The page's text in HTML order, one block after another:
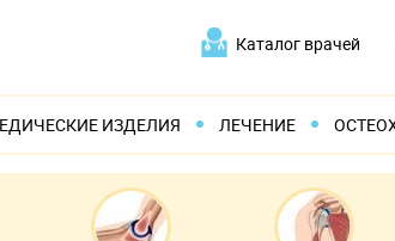
Каталог врачей
ИЗДЕЛИЯ ЛЕЧЕНИЕ